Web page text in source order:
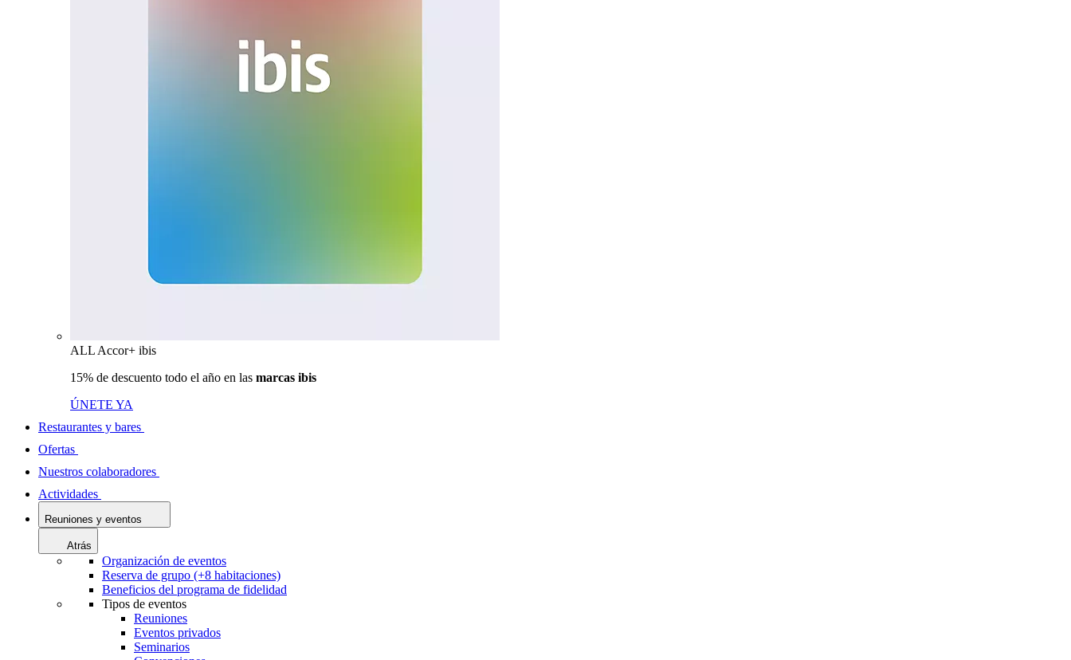
ALL Accor+ ibis
15% de descuento todo el año en las marcas ibis
ÚNETE YA
Restaurantes y bares
Ofertas
Nuestros colaboradores
Actividades
Reuniones y eventos
Atrás
Organización de eventos
Reserva de grupo (+8 habitaciones)
Beneficios del programa de fidelidad
Tipos de eventos
Reuniones
Eventos privados
Seminarios